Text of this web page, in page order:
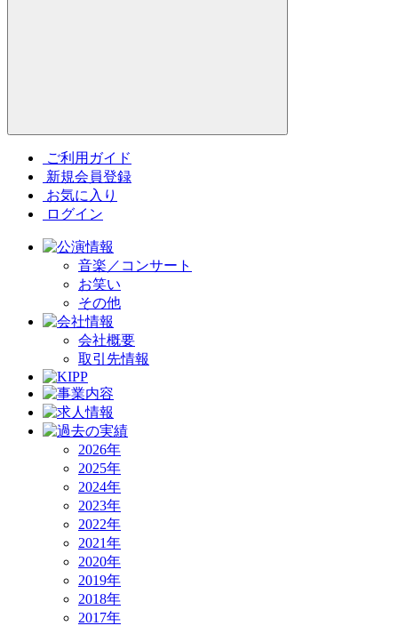
ご利用ガイド
新規会員登録
お気に入り
ログイン
音楽／コンサート
お笑い
その他
会社概要
取引先情報
2026年
2025年
2024年
2023年
2022年
2021年
2020年
2019年
2018年
2017年